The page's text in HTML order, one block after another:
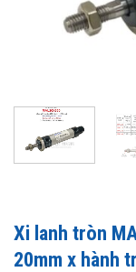
Xi lanh tròn
20mm x hành